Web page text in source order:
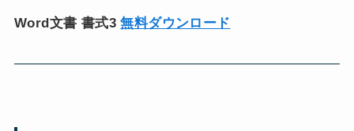
Word文書 書式3無料ダウンロード